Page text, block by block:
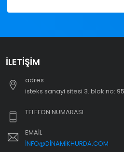
İLETIŞIM
adres
i̇steks sanayi sitesi 3. blok no:
TELEFON NUMARASI
EMAIL
INFO@DINAMIKHURDA.COM